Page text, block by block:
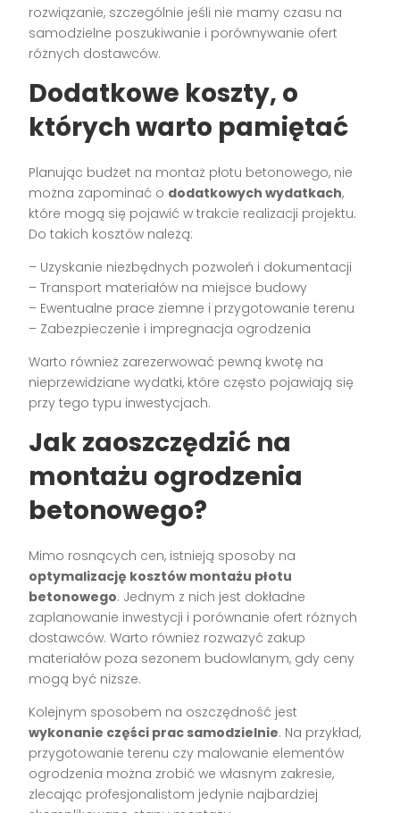
rozwiązanie, szczególnie jeśli nie mamy czasu na
samodzielne poszukiwanie i porównywanie ofert
różnych dostawców.
Dodatkowe koszty, o
których warto pamiętać
Planując budżet na montaż płotu betonowego, nie
można zapominać o dodatkowych wydatkach,
które mogą się pojawić w trakcie realizacji projektu.
Do takich kosztów należą:
– Uzyskanie niezbędnych pozwoleń i dokumentacji
– Transport materiałów na miejsce budowy
– Ewentualne prace ziemne i przygotowanie terenu
– Zabezpieczenie i impregnacja ogrodzenia
Warto również zarezerwować pewną kwotę na
nieprzewidziane wydatki, które często pojawiają się
przy tego typu inwestycjach.
Jak zaoszczędzić na
montażu ogrodzenia
betonowego?
Mimo rosnących cen, istnieją sposoby na
optymalizację kosztów montażu płotu
betonowego. Jednym z nich jest dokładne
zaplanowanie inwestycji i porównanie ofert różnych
dostawców. Warto również rozważyć zakup
materiałów poza sezonem budowlanym, gdy ceny
mogą być niższe.
Kolejnym sposobem na oszczędność jest
wykonanie części prac samodzielnie. Na przykład,
przygotowanie terenu czy malowanie elementów
ogrodzenia można zrobić we własnym zakresie,
zlecając profesjonalistom jedynie najbardziej